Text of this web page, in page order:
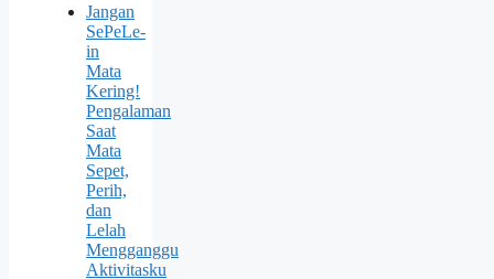
Jangan
SePeLe-
in
Mata
Kering!
Pengalaman
Saat
Mata
Sepet,
Perih,
dan
Lelah
Mengganggu
Aktivitasku